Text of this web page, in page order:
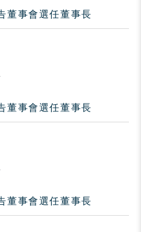
董事會選任董事長
董事會選任董事長
董事會選任董事長